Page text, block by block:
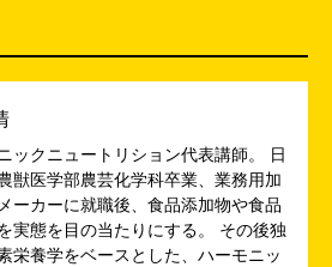
ックニュートリション代表講師。 日
獣医学部農芸化学科卒業、業務用加
ーカーに就職後、食品添加物や食品
実態を目の当たりにする。 その後独
栄養学をベースとした、ハーモニッ